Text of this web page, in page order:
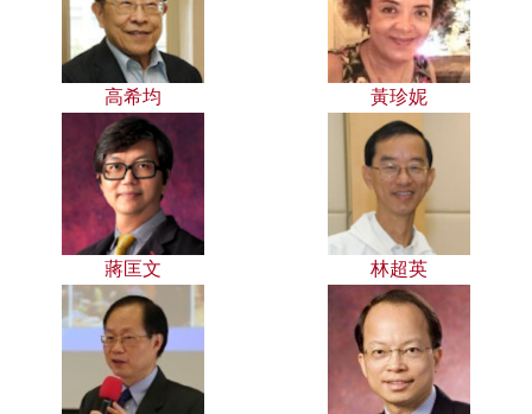
高希均 黃珍妮
蔣匡文 林超英